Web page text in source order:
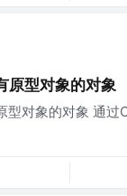
原型对象的对象
型对象的对象 通